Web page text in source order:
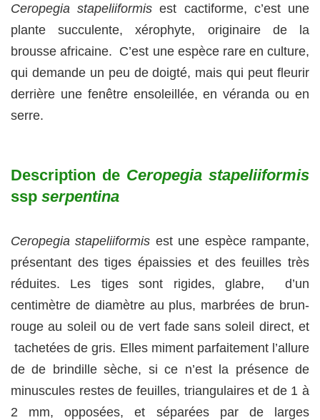
Ceropegia stapeliiformis est cactiforme, c’est une
plante succulente, xérophyte, originaire de la
brousse africaine. C’est une espèce rare en culture,
qui demande un peu de doigté, mais qui peut fleurir
derrière une fenêtre ensoleillée, en véranda ou en
serre.
Description de Ceropegia stapeliiformis
ssp serpentina
Ceropegia stapeliiformis est une espèce rampante,
présentant des tiges épaissies et des feuilles très
réduites. Les tiges sont rigides, glabre, d’un
centimètre de diamètre au plus, marbrées de brun-
rouge au soleil ou de vert fade sans soleil direct, et
tachetées de gris. Elles miment parfaitement l’allure
de de brindille sèche, si ce n’est la présence de
minuscules restes de feuilles, triangulaires et de 1 à
2 mm, opposées, et séparées par de larges